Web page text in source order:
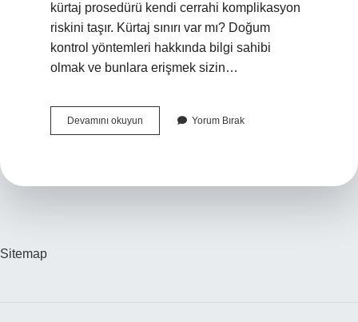
kürtaj prosedürü kendi cerrahi komplikasyon
riskini taşır. Kürtaj sınırı var mı? Doğum
kontrol yöntemleri hakkında bilgi sahibi
olmak ve bunlara erişmek sizin…
Devamını okuyun
Insan
Yorum Bırak
Sitemap